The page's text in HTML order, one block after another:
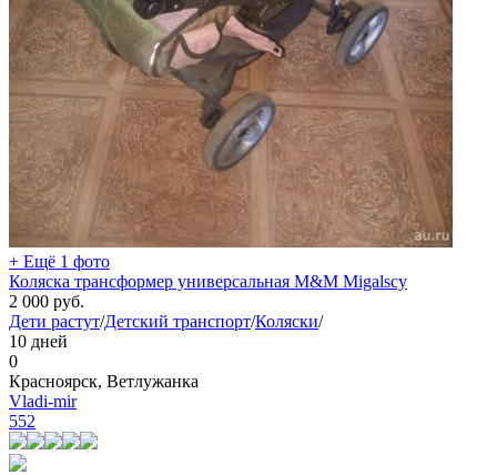
+ Ещё 1 фото
Коляска трансформер универсальная M&M Migalscy
2 000 руб.
Дети растут/Детский транспорт/Коляски/
10 дней
0
Красноярск, Ветлужанка
Vladi-mir
552